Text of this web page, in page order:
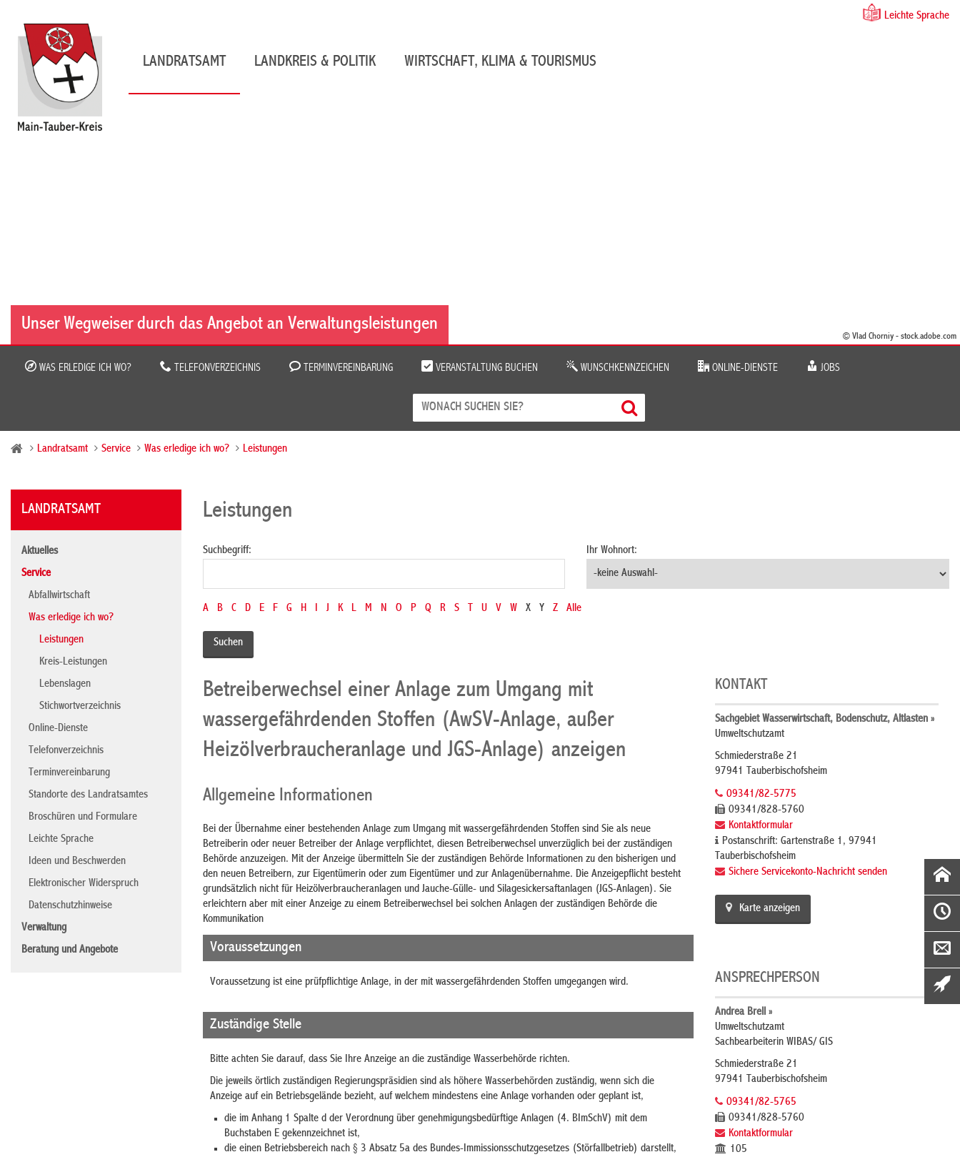
Leichte Sprache
LANDRATSAMT LANDKREIS & POLITIK WIRTSCHAFT, KLIMA & TOURISMUS
Unser Wegweiser durch das Angebot an Verwaltungsleistungen
© Vlad Chorniy - stock.adobe.com
WAS ERLEDIGE ICH WO? TELEFONVERZEICHNIS TERMINVEREINBARUNG VERANSTALTUNG BUCHEN WUNSCHKENNZEICHEN ONLINE-DIENSTE JOBS
Landratsamt Service Was erledige ich wo? Leistungen
LANDRATSAMT
Aktuelles
Service
Abfallwirtschaft
Was erledige ich wo?
Leistungen
Kreis-Leistungen
Lebenslagen
Stichwortverzeichnis
Online-Dienste
Telefonverzeichnis
Terminvereinbarung
Standorte des Landratsamtes
Broschüren und Formulare
Leichte Sprache
Ideen und Beschwerden
Elektronischer Widerspruch
Datenschutzhinweise
Verwaltung
Beratung und Angebote
Leistungen
Suchbegriff: Ihr Wohnort:
A B C D E F G H I J K L M N O P Q R S T U V W X Y Z Alle
Betreiberwechsel einer Anlage zum Umgang mit
wassergefährdenden Stoffen (AwSV-Anlage, außer
Heizölverbraucheranlage und JGS-Anlage) anzeigen
Allgemeine Informationen
Bei der Übernahme einer bestehenden Anlage zum Umgang mit wassergefährdenden Stoffen sind Sie als neue
Betreiberin oder neuer Betreiber der Anlage verpflichtet, diesen Betreiberwechsel unverzüglich bei der zuständigen
Behörde anzuzeigen. Mit der Anzeige übermitteln Sie der zuständigen Behörde Informationen zu den bisherigen und
den neuen Betreibern, zur Eigentümerin oder zum Eigentümer und zur Anlagenübernahme. Die Anzeigepflicht besteht
grundsätzlich nicht für Heizölverbraucheranlagen und Jauche-Gülle- und Silagesickersaftanlagen (JGS-Anlagen). Sie
erleichtern aber mit einer Anzeige zu einem Betreiberwechsel bei solchen Anlagen der zuständigen Behörde die
Kommunikation
Voraussetzungen
Voraussetzung ist eine prüfpflichtige Anlage, in der mit wassergefährdenden Stoffen umgegangen wird.
Zuständige Stelle
Bitte achten Sie darauf, dass Sie Ihre Anzeige an die zuständige Wasserbehörde richten.
Die jeweils örtlich zuständigen Regierungspräsidien sind als höhere Wasserbehörden zuständig, wenn sich die
Anzeige auf ein Betriebsgelände bezieht, auf welchem mindestens eine Anlage vorhanden oder geplant ist,
die im Anhang 1 Spalte d der Verordnung über genehmigungsbedürftige Anlagen (4. BImSchV) mit dem
Buchstaben E gekennzeichnet ist,
die einen Betriebsbereich nach § 3 Absatz 5a des Bundes-Immissionsschutzgesetzes (Störfallbetrieb) darstellt,
KONTAKT
Sachgebiet Wasserwirtschaft, Bodenschutz, Altlasten »
Umweltschutzamt
Schmiederstraße 21
97941 Tauberbischofsheim
09341/82-5775
09341/828-5760
Kontaktformular
Postanschrift: Gartenstraße 1, 97941
Tauberbischofsheim
Sichere Servicekonto-Nachricht senden
Karte anzeigen
ANSPRECHPERSON
Andrea Brell »
Umweltschutzamt
Sachbearbeiterin WIBAS/ GIS
Schmiederstraße 21
97941 Tauberbischofsheim
09341/82-5765
09341/828-5760
Kontaktformular
105